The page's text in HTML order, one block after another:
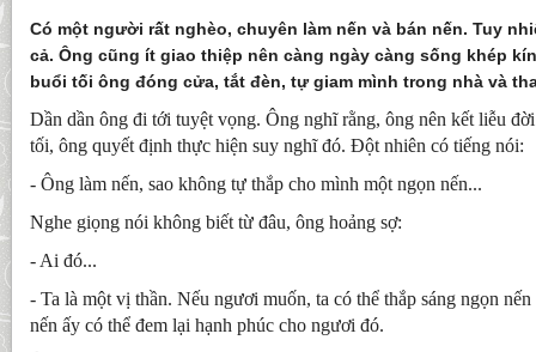
Có một người rất nghèo, chuyên làm nến và bán nến. Tuy
cả. Ông cũng ít giao thiệp nên càng ngày càng sống khép
buổi tối ông đóng cửa, tắt đèn, tự giam mình trong nhà và
Dần dần ông đi tới tuyệt vọng. Ông nghĩ rằng, ông nên kết liễu
tối, ông quyết định thực hiện suy nghĩ đó. Đột nhiên có tiếng nói:
- Ông làm nến, sao không tự thắp cho mình một ngọn nến...
Nghe giọng nói không biết từ đâu, ông hoảng sợ:
- Ai đó...
- Ta là một vị thần. Nếu ngươi muốn, ta có thể thắp sáng ngọn
nến ấy có thể đem lại hạnh phúc cho ngươi đó.